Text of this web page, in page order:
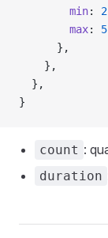
        min
: 2
        max
: 5
      },
    },
  },
}
count :
duration